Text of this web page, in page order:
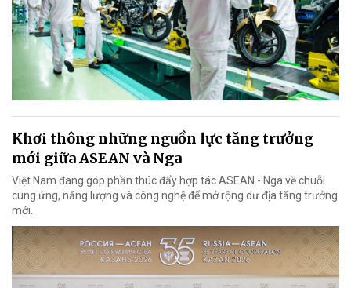
Khơi thông những nguồn lực tăng trưởng
mới giữa ASEAN và Nga
Việt Nam đang góp phần thúc đẩy hợp tác ASEAN - Nga về chuỗi
cung ứng, năng lượng và công nghệ để mở rộng dư địa tăng trưởng
mới.